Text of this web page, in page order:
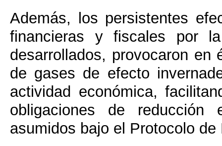
Además, los persistentes
financieras y fiscales por
desarrollados, provocaron
de gases de efecto
actividad económica,
obligaciones de
asumidos bajo el Protocolo de